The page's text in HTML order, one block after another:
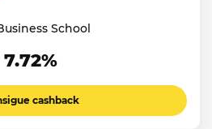
School
7.72%
cashback